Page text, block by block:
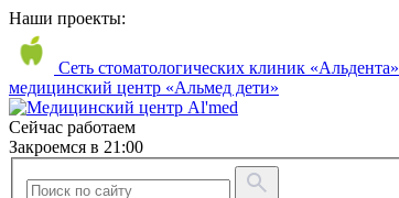
Наши проекты:
Сеть стоматологических клиник «Альдента»
медицинский центр «Альмед дети»
Сейчас работаем
Закроемся в 21:00